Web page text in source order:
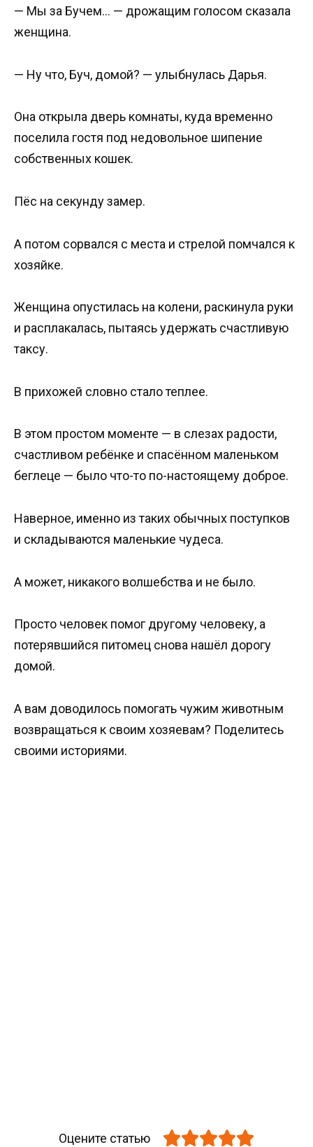
— Мы за Бучем… — дрожащим голосом сказала
женщина.
— Ну что, Буч, домой? — улыбнулась Дарья.
Она открыла дверь комнаты, куда временно
поселила гостя под недовольное шипение
собственных кошек.
Пёс на секунду замер.
А потом сорвался с места и стрелой помчался к
хозяйке.
Женщина опустилась на колени, раскинула руки
и расплакалась, пытаясь удержать счастливую
таксу.
В прихожей словно стало теплее.
В этом простом моменте — в слезах радости,
счастливом ребёнке и спасённом маленьком
беглеце — было что-то по-настоящему доброе.
Наверное, именно из таких обычных поступков
и складываются маленькие чудеса.
А может, никакого волшебства и не было.
Просто человек помог другому человеку, а
потерявшийся питомец снова нашёл дорогу
домой.
А вам доводилось помогать чужим животным
возвращаться к своим хозяевам? Поделитесь
своими историями.
Оцените статью